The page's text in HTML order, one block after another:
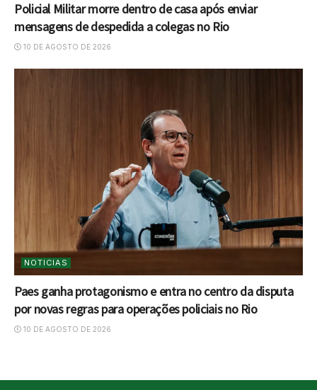
Policial Militar morre dentro de casa após enviar
mensagens de despedida a colegas no Rio
10 DE AGOSTO DE 2026
NOTICIAS
Paes ganha protagonismo e entra no centro da disputa
por novas regras para operações policiais no Rio
10 DE AGOSTO DE 2026